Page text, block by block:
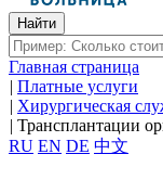
Главная страница
| Платные услуги
| Хирургическая
| Трансплантации
RU EN DE 中文